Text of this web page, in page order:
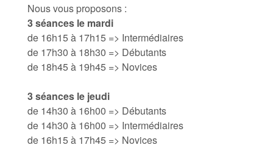
Nous vous proposons :
3 séances le mardi
de 16h15 à 17h15 => Intermédiaires
de 17h30 à 18h30 => Débutants
de 18h45 à 19h45 => Novices
3 séances le jeudi
de 14h30 à 16h00 => Débutants
de 14h30 à 16h00 => Intermédiaires
de 16h15 à 17h45 => Novices